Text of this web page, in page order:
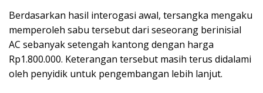
Berdasarkan hasil interogasi awal, tersangka mengaku
memperoleh sabu tersebut dari seseorang berinisial
AC sebanyak setengah kantong dengan harga
Rp1.800.000. Keterangan tersebut masih terus didalami
oleh penyidik untuk pengembangan lebih lanjut.